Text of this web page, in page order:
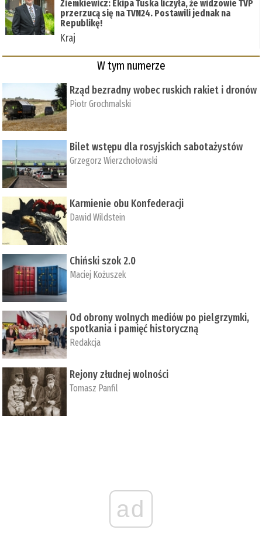
Ziemkiewicz: Ekipa Tuska liczyła, że widzowie TVP
przerzucą się na TVN24. Postawili jednak na
Republikę!
Kraj
W tym numerze
Rząd bezradny wobec ruskich rakiet i dronów
Piotr Grochmalski
Bilet wstępu dla rosyjskich sabotażystów
Grzegorz Wierzchołowski
Karmienie obu Konfederacji
Dawid Wildstein
Chiński szok 2.0
Maciej Kożuszek
Od obrony wolnych mediów po pielgrzymki,
spotkania i pamięć historyczną
Redakcja
Rejony złudnej wolności
Tomasz Panfil
ad